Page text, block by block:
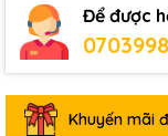
Để được
Khuyến mãi